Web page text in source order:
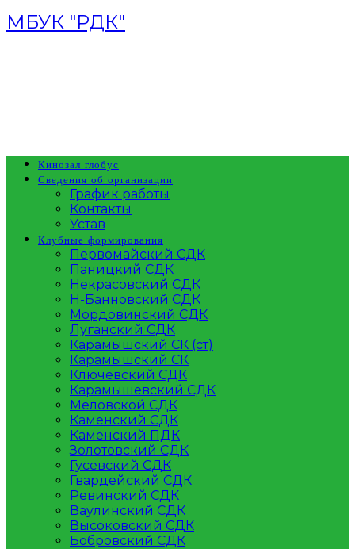
МБУК "РДК"
Кинозал глобус
Сведения об организации
График работы
Контакты
Устав
Клубные формирования
Первомайский СДК
Паницкий СДК
Некрасовский СДК
Н-Банновский СДК
Мордовинский СДК
Луганский СДК
Карамышский СК (ст)
Карамышский СК
Ключевский СДК
Карамышевский СДК
Меловской СДК
Каменский СДК
Каменский ПДК
Золотовский СДК
Гусевский СДК
Гвардейский СДК
Ревинский СДК
Ваулинский СДК
Высоковский СДК
Бобровский СДК